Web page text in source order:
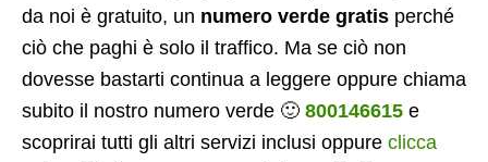
da noi è gratuito, un numero verde gratis perché
ciò che paghi è solo il traffico. Ma se ciò non
dovesse bastarti continua a leggere oppure chiama
subito il nostro numero verde 🙂 800146615 e
scoprirai tutti gli altri servizi inclusi oppure clicca